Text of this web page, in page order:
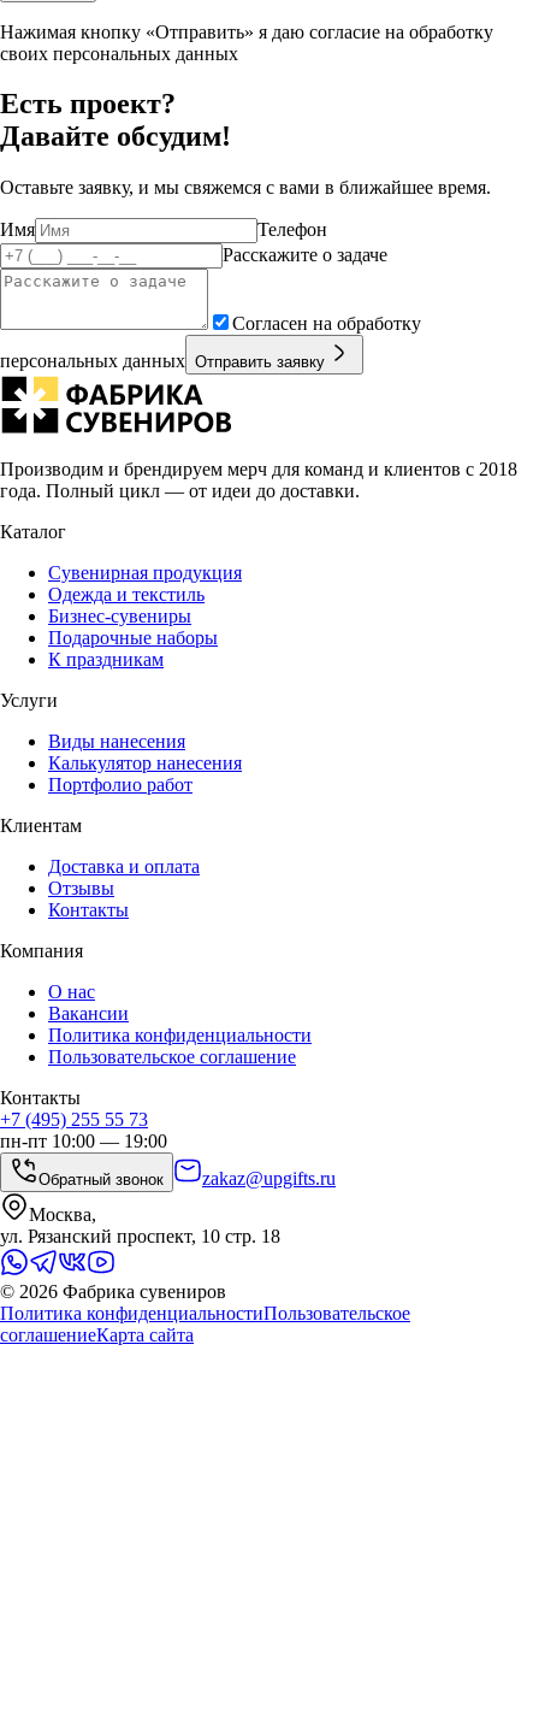
Нажимая кнопку «Отправить» я даю согласие на обработку
своих персональных данных
Есть проект?
Давайте обсудим!
Оставьте заявку, и мы свяжемся с вами в ближайшее время.
Имя
Телефон
Расскажите о задаче
Согласен на обработку
персональных данных Отправить заявку
Производим и брендируем мерч для команд и клиентов с 2018
года. Полный цикл — от идеи до доставки.
Каталог
Сувенирная продукция
Одежда и текстиль
Бизнес-сувениры
Подарочные наборы
К праздникам
Услуги
Виды нанесения
Калькулятор нанесения
Портфолио работ
Клиентам
Доставка и оплата
Отзывы
Контакты
Компания
О нас
Вакансии
Политика конфиденциальности
Пользовательское соглашение
Контакты
+7 (495) 255 55 73
пн-пт 10:00 — 19:00
Обратный звонок
zakaz@upgifts.ru
Москва,
ул. Рязанский проспект, 10 стр. 18
© 2026 Фабрика сувениров
Политика конфиденциальностиПользовательское
соглашениеКарта сайта